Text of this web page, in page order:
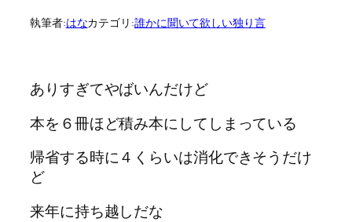
執筆者:はなカテゴリ:誰かに聞いて欲しい独り言
ありすぎてやばいんだけど
本を６冊ほど積み本にしてしまっている
帰省する時に４くらいは消化できそうだけ
ど
来年に持ち越しだな